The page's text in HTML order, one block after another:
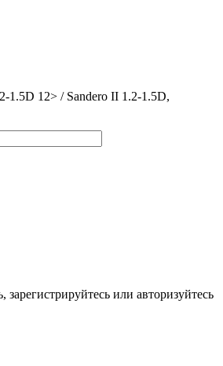
12> / Sandero II 1.2-1.5D,
или авторизуйтесь